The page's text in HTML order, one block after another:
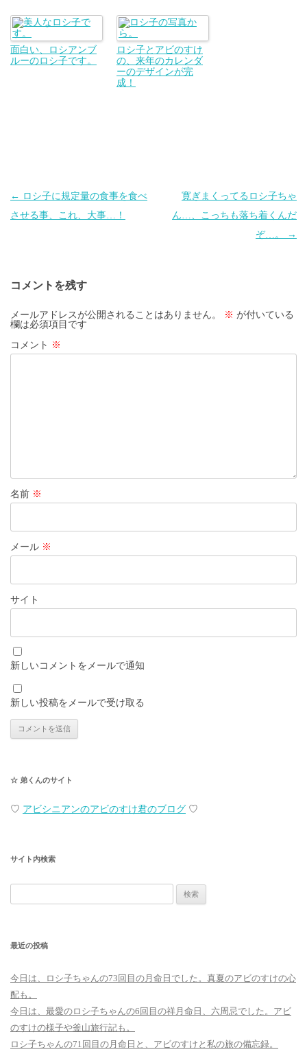
面白い、ロシアンブ
ルーのロシ子です。
ロシ子とアビのすけ
の、来年のカレンダ
ーのデザインが完
成！
投
稿
ー
シ
ョ
ン
← ロシ子に規定量の食事を食べ
させる事、これ、大事…！
寛ぎまくってるロシ子ちゃ
ん…、こっちも落ち着くんだ
ぞ…。
→
コメントを残す
メールアドレスが公開されることはありません。 ※ が付いている
欄は必須項目です
コメント ※
名前 ※
メール ※
サイト
新しいコメントをメールで通知
新しい投稿をメールで受け取る
☆ 弟くんのサイト
♡ アビシニアンのアビのすけ君のブログ ♡
サイト内検索
索:
最近の投稿
今日は、ロシ子ちゃんの73回目の月命日でした。真夏のアビのすけの心
配も。
今日は、最愛のロシ子ちゃんの6回目の祥月命日、六周忌でした。アビ
のすけの様子や釜山旅行記も。
ロシ子ちゃんの71回目の月命日と、アビのすけと私の旅の備忘録。